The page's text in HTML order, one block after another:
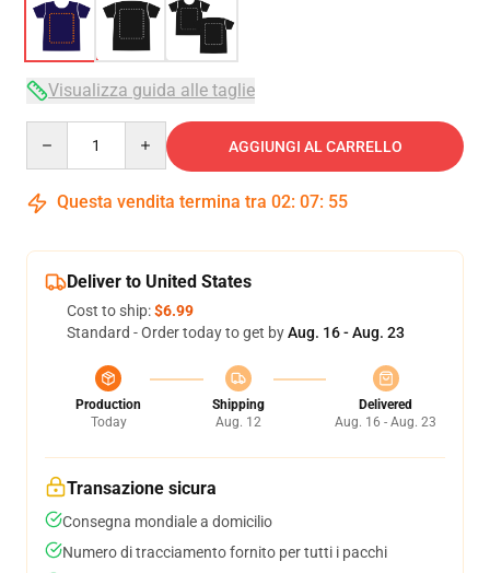
Visualizza guida alle taglie
AGGIUNGI AL CARRELLO
Questa vendita termina tra 02: 07: 54
Deliver to United States
Cost to ship:$6.99
Standard - Order today to get byAug. 16 - Aug. 23
Production
Today
Shipping
Aug. 12
Delivered
Aug. 16 - Aug. 23
Transazione sicura
Consegna mondiale a domicilio
Numero di tracciamento fornito per tutti i pacchi